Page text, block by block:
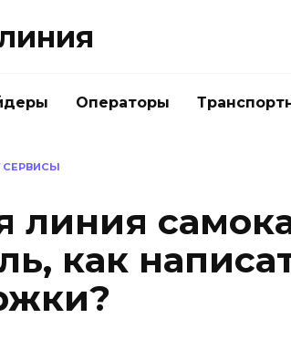
Операторы
СЕРВИСЫ
линия
как